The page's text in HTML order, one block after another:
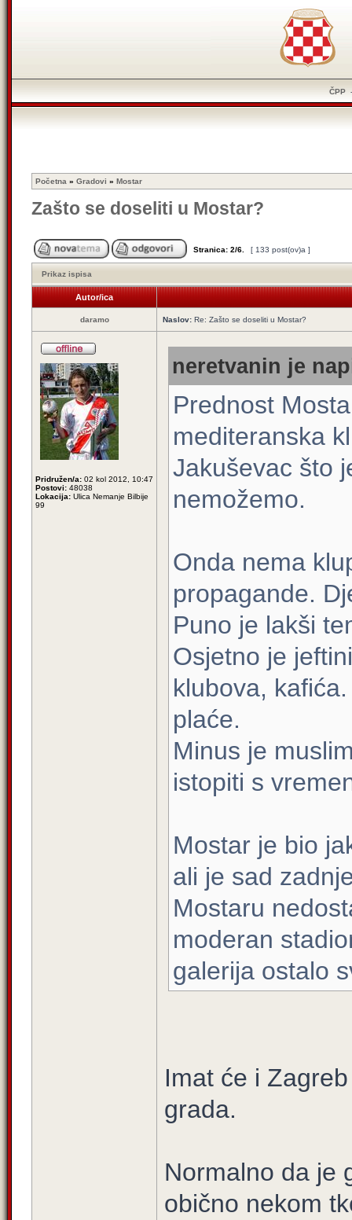
ČPP
Početna » Gradovi » Mostar
Zašto se doseliti u Mostar?
Stranica: 2/6 [ 133 post(ov)a ]
Prikaz ispisa
Autor/ica
daramo Naslov: Re: Zašto se doseliti u Mostar?
Pridružen/a: 02 kol 2012, 10:47
Postovi: 48038
Lokacija: Ulica Nemanje Bilbije
99
neretvanin je
Prednost
mediteranska
Jakuševac što
nemožemo.
Onda nema
propagande.
Puno je lakši
Osjetno je
klubova,
plaće.
Minus je
istopiti s
Mostar je bio
ali je sad
Mostaru
moderan
galerija ostalo
Imat će i
grada.
Normalno da je
obično nekom